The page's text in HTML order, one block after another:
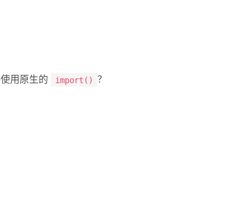
用原生的 import() ？